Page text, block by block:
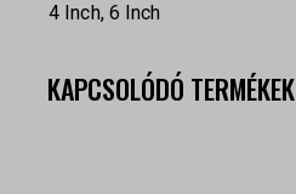
4 Inch, 6 Inch
KAPCSOLÓDÓ TERMÉKEK